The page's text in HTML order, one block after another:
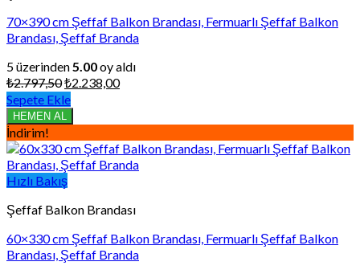
70×390 cm Şeffaf Balkon Brandası, Fermuarlı Şeffaf Balkon
Brandası, Şeffaf Branda
5 üzerinden 5.00oy aldı
₺2.797,50Orijinal
fiyat:
₺2.797,50.
₺2.238,00Şu
₺2.238,00.
Sepete Ekle
HEMEN AL
İndirim!
Hızlı Bakış
Şeffaf Balkon Brandası
60×330 cm Şeffaf Balkon Brandası, Fermuarlı Şeffaf Balkon
Brandası, Şeffaf Branda